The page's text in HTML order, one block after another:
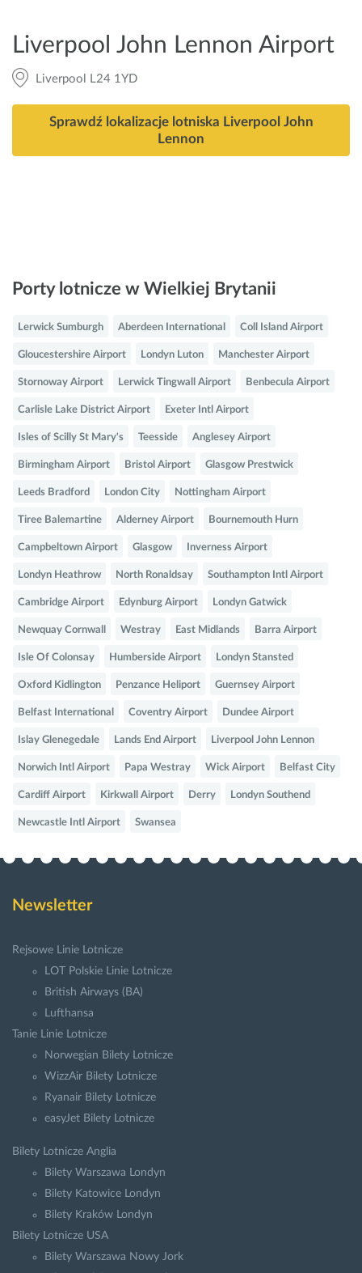
Liverpool John Lennon Airport
Liverpool L24 1YD
Sprawdź lokalizacje lotniska Liverpool John
Lennon
Porty lotnicze w Wielkiej Brytanii
Lerwick Sumburgh Aberdeen International Coll Island Airport
Gloucestershire Airport Londyn Luton Manchester Airport
Stornoway Airport Lerwick Tingwall Airport Benbecula Airport
Carlisle Lake District Airport Exeter Intl Airport
Isles of Scilly St Mary's Teesside Anglesey Airport
Birmingham Airport Bristol Airport Glasgow Prestwick
Leeds Bradford London City Nottingham Airport
Tiree Balemartine Alderney Airport Bournemouth Hurn
Campbeltown Airport Glasgow Inverness Airport
Londyn Heathrow North Ronaldsay Southampton Intl Airport
Cambridge Airport Edynburg Airport Londyn Gatwick
Newquay Cornwall Westray East Midlands Barra Airport
Isle Of Colonsay Humberside Airport Londyn Stansted
Oxford Kidlington Penzance Heliport Guernsey Airport
Belfast International Coventry Airport Dundee Airport
Islay Glenegedale Lands End Airport Liverpool John Lennon
Norwich Intl Airport Papa Westray Wick Airport Belfast City
Cardiff Airport Kirkwall Airport Derry Londyn Southend
Newcastle Intl Airport Swansea
Newsletter
Rejsowe Linie Lotnicze
LOT Polskie Linie Lotnicze
British Airways (BA)
Lufthansa
Tanie Linie Lotnicze
Norwegian Bilety Lotnicze
WizzAir Bilety Lotnicze
Ryanair Bilety Lotnicze
easyJet Bilety Lotnicze
Bilety Lotnicze Anglia
Bilety Warszawa Londyn
Bilety Katowice Londyn
Bilety Kraków Londyn
Bilety Lotnicze USA
Bilety Warszawa Nowy Jork